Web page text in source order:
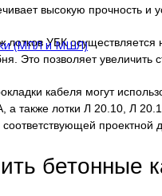
(МПЛ и МШЛ)
высокую прочность и
лотков УБК осуществляется
Это позволяет увеличить
кабеля могут
а также лотки Л 20.10, Л
соответствующей проектной
бетонные